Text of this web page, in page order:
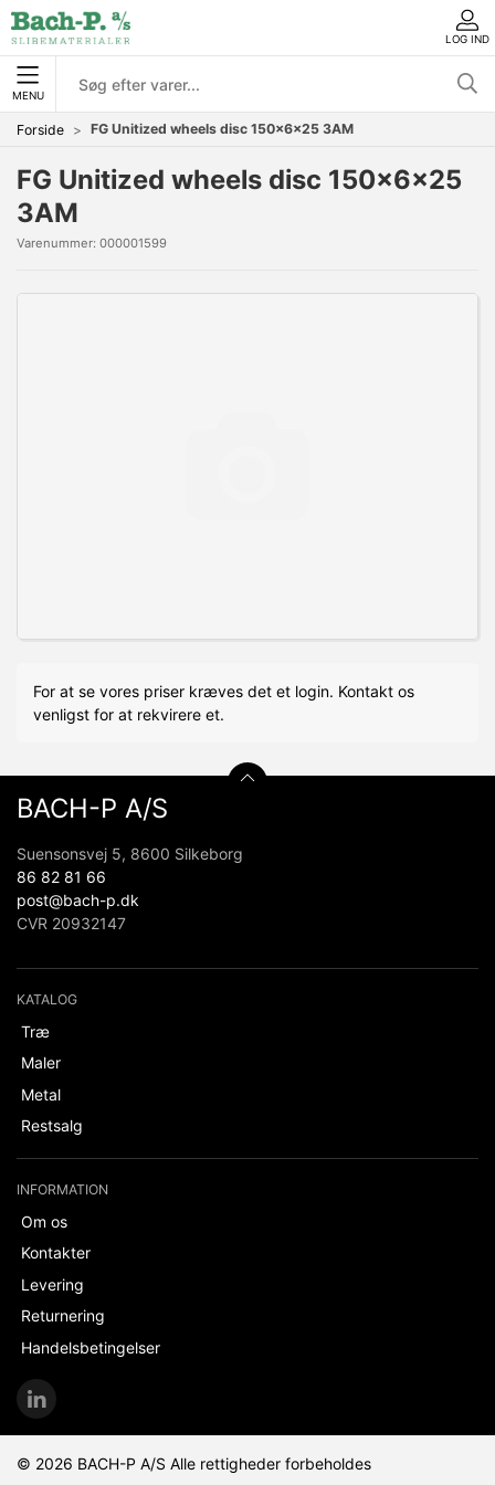
LOG IND
MENU
Forside FG Unitized wheels disc 150x6x25 3AM
FG Unitized wheels disc 150x6x25
3AM
Varenummer: 000001599
For at se vores priser kræves det et login. Kontakt os
venligst for at rekvirere et.
BACH-P A/S
Suensonsvej 5, 8600 Silkeborg
86 82 81 66
post@bach-p.dk
CVR 20932147
KATALOG
Træ
Maler
Metal
Restsalg
INFORMATION
Om os
Kontakter
Levering
Returnering
Handelsbetingelser
© 2026 BACH-P A/S Alle rettigheder forbeholdes